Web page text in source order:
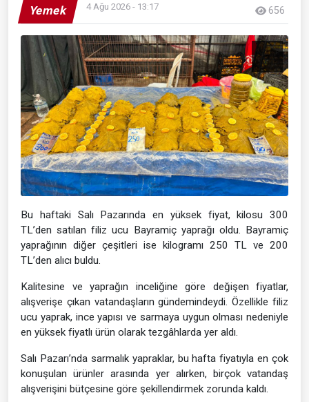
Yemek 4 Ağu 2026 - 13:17 656
Bu haftaki Salı Pazarında en yüksek fiyat, kilosu 300
TL’den satılan filiz ucu Bayramiç yaprağı oldu. Bayramiç
yaprağının diğer çeşitleri ise kilogramı 250 TL ve 200
TL’den alıcı buldu.
Kalitesine ve yaprağın inceliğine göre değişen fiyatlar,
alışverişe çıkan vatandaşların gündemindeydi. Özellikle filiz
ucu yaprak, ince yapısı ve sarmaya uygun olması nedeniyle
en yüksek fiyatlı ürün olarak tezgâhlarda yer aldı.
Salı Pazarı’nda sarmalık yapraklar, bu hafta fiyatıyla en çok
konuşulan ürünler arasında yer alırken, birçok vatandaş
alışverişini bütçesine göre şekillendirmek zorunda kaldı.